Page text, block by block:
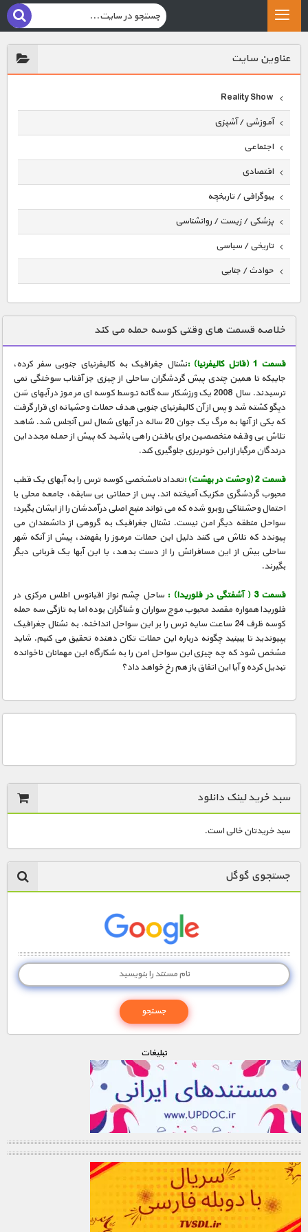
عناوين سايت
Reality Show
آموزشی / آشپزی
اجتماعی
اقتصادی
بیوگرافی / تاریخچه
پزشکی / زیست / روانشناسی
تاریخی / سیاسی
حوادث / جنایی
دنیای خوراکی ها
زمین شناسی / محیط زیست
سازه/ معماری/ مهندسی
سرگرمی
شناخت کودکان
طبیعت
فرهنگ / هنر
کیهان / نجوم
گردشگری
ماورایی
مسابقات / ورزشی
مستند های اختصاصی
خلاصه قسمت های وقتی کوسه حمله می کند
قسمت 1 (قاتل کالیفرنیا) :
نشنال جغرافیک به کالیفرنیای جنوبی سفر کرده،
جاییکه تا همین چندی پیش گردشگران ساحلی از چیزی جز آفتاب سوختگی نمی
ترسیدند. سال 2008 یک ورزشکار سه گانه توسط کوسه ای مرموز در آبهای سَن
دیِگو کشته شد و پس از آن کالیفرنیای جنوبی هدف حملات وحشیانه ای قرار گرفت
که یکی از آنها به مرگ یک جوان 20 ساله در آبهای شمال لس آنجلس شد. شاهد
تلاش بی وقفه متخصصین برای یافتن راهی باشید که پیش از حمله مجدد این
درندگان مرگبار از این خونریزی جلوگیری کند.
قسمت 2 (وحشت در بهشت) :
تعداد نامشخصی کوسه ترس را به آبهای یک قطب
محبوب گردشگری مکزیک آمیخته اند. پس از حملاتی بی سابقه، جامعه محلی با
احتمال وحشتناکی روبرو شده که می تواند منبع اصلی درآمدشان را از ایشان بگیرد:
سواحل منطقه دیگر امن نیست. نشنال جغرافیک به گروهی از دانشمندان می
پیوندد که تلاش می کنند دلیل این حملات مرموز را بفهمند، پیش از آنکه شهر
ساحلی بیش از این مسافرانش را از دست بدهد، یا این آبها یک قربانی دیگر
بگیرند.
قسمت 3 ( آشفتگی در فلوریدا) :
ساحل چشم نواز اقیانوس اطلس مرکزی در
فلوریدا همواره مقصد محبوب موج سواران و شناگران بوده اما به تازگی سه حمله
کوسه ظرف 24 ساعت سایه ترس را بر این سواحل انداخته. به نشنال جغرافیک
بپیوندید تا ببینید چگونه درباره این حملات تکان دهنده تحقیق می کنیم. شاید
مشخص شود که چه چیزی این سواحل امن را به شکارگاه این مهمانان ناخوانده
تبدیل کرده و آیا این اتفاق باز هم رخ خواهد داد؟
سبد خرید لینک دانلود
سبد خریدتان خالی است.
جستجوی گوگل
تبليغات